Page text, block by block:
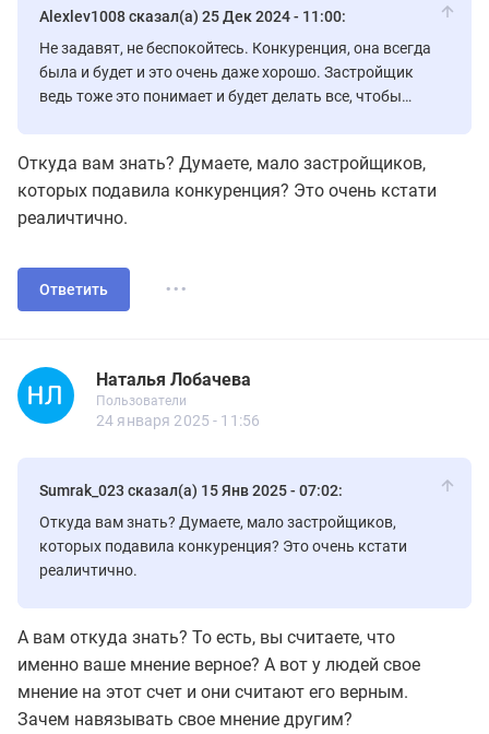
Alexlev1008 сказал(а) 25 Дек 2024 - 11:00:
Не задавят, не беспокойтесь. Конкуренция, она всегда
была и будет и это очень даже хорошо. Застройщик
ведь тоже это понимает и будет делать все, чтобы
Откуда вам знать? Думаете, мало застройщиков,
которых подавила конкуренция? Это очень кстати
реаличтично.
Ответить ...
Наталья Лобачева
Наталья Лобачева
Пользователи
Пользователь
Пользователи
29 сообщений
24 января 2025 - 11:56
Sumrak_023 сказал(а) 15 Янв 2025 - 07:02:
Откуда вам знать? Думаете, мало застройщиков,
которых подавила конкуренция? Это очень кстати
реаличтично.
А вам откуда знать? То есть, вы считаете, что
именно ваше мнение верное? А вот у людей свое
мнение на этот счет и они считают его верным.
Зачем навязывать свое мнение другим?